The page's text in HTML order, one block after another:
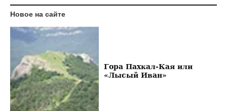
Новое на сайте
Гора Пахкал-Кая или
«Лысый Иван»